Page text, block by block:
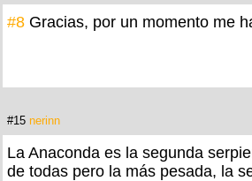
#8 Gracias, por un momento me
#15 nerinn
La Anaconda es la segunda
de todas pero la más pesada, la